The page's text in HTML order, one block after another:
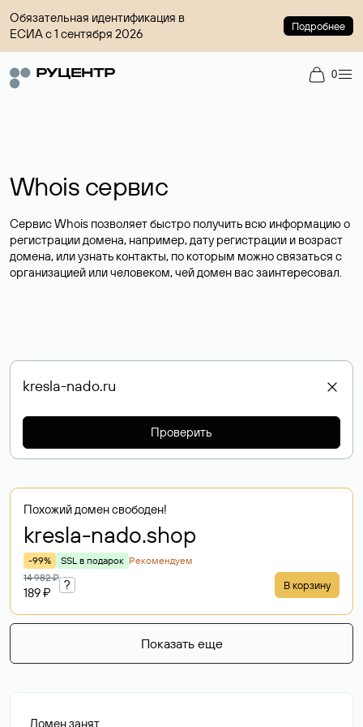
Обязательная идентификация в
ЕСИА с 1 сентября 2026
Подробнее
0
Whois сервис
Сервис Whois позволяет быстро получить всю информацию о
регистрации домена, например, дату регистрации и возраст
домена, или узнать контакты, по которым можно связаться с
организацией или человеком, чей домен вас заинтересовал.
Проверить
Похожий домен свободен!
kresla-nado.shop
-99% SSL в подарок Рекомендуем
14 982 ₽
189 ₽
? В корзину
Показать еще
Домен занят